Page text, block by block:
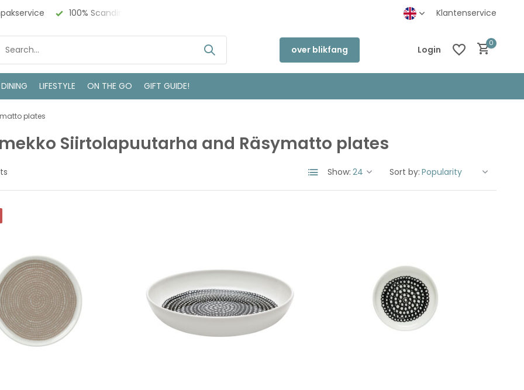
Scandinavisch Design Klantenservice
over blikfang Login
0
LIFESTYLE ON THE GO GIFT GUIDE!
plates
Siirtolapuutarha and Räsymatto plates
Show: Sort by: